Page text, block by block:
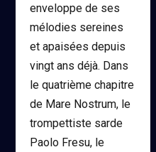
enveloppe de ses
mélodies sereines
et apaisées depuis
vingt ans déjà. Dans
le quatrième chapitre
de Mare Nostrum, le
trompettiste sarde
Paolo Fresu, le